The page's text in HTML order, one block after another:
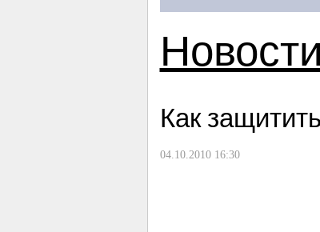
Как
04.10.2010 16:30